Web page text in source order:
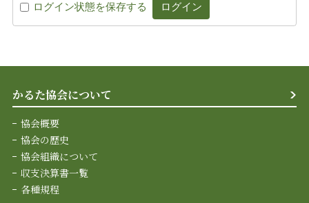
ログイン状態を保存する
かるた協会について
協会概要
協会の歴史
協会組織について
収支決算書一覧
各種規程